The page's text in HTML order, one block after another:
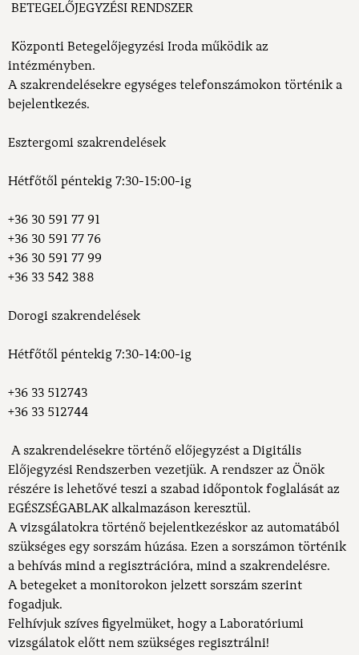
BETEGELŐJEGYZÉSI RENDSZER
Központi Betegelőjegyzési Iroda működik az
intézményben.
A szakrendelésekre egységes telefonszámokon történik a
bejelentkezés.
Esztergomi szakrendelések
Hétfőtől péntekig 7:30-15:00-ig
+36 30 591 77 91
+36 30 591 77 76
+36 30 591 77 99
+36 33 542 388
Dorogi szakrendelések
Hétfőtől péntekig 7:30-14:00-ig
+36 33 512743
+36 33 512744
A szakrendelésekre történő előjegyzést a Digitális
Előjegyzési Rendszerben vezetjük. A rendszer az Önök
részére is lehetővé teszi a szabad időpontok foglalását az
EGÉSZSÉGABLAK alkalmazáson keresztül.
A vizsgálatokra történő bejelentkezéskor az automatából
szükséges egy sorszám húzása. Ezen a sorszámon történik
a behívás mind a regisztrációra, mind a szakrendelésre.
A betegeket a monitorokon jelzett sorszám szerint
fogadjuk.
Felhívjuk szíves figyelmüket, hogy a Laboratóriumi
vizsgálatok előtt nem szükséges regisztrálni!